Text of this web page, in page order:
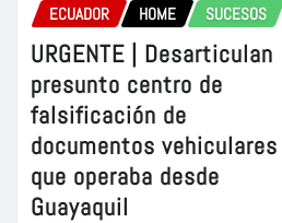
ECUADOR HOME SUCESOS
URGENTE | Desarticulan
presunto centro de
falsificación de
documentos vehiculares
que operaba desde
Guayaquil